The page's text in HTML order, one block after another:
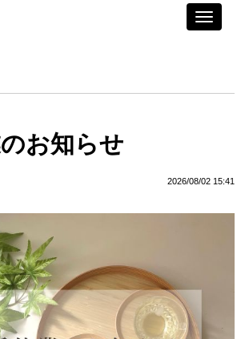
Toggle
お知らせ
2026/08/02 15:41